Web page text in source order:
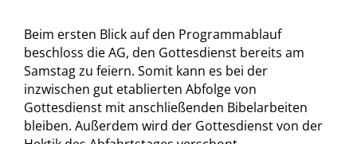
Beim ersten Blick auf den Programmablauf
beschloss die AG, den Gottesdienst bereits am
Samstag zu feiern. Somit kann es bei der
inzwischen gut etablierten Abfolge von
Gottesdienst mit anschließenden Bibelarbeiten
bleiben. Außerdem wird der Gottesdienst von der